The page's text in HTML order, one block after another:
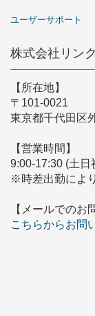
ユーザーサポート
株式会社リン
【所在地】
〒101-0021
東京都千代田区
【営業時間】
9:00-17:30 (土日
※時差出勤によ
【メールでのお
こちらからお問